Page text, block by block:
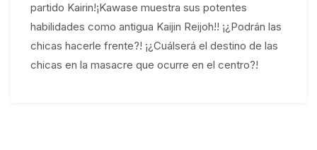
partido Kairin!¡Kawase muestra sus potentes
habilidades como antigua Kaijin Reijoh!! ¡¿Podrán las
chicas hacerle frente?! ¡¿Cuálserá el destino de las
chicas en la masacre que ocurre en el centro?!